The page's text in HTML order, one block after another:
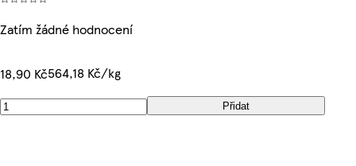
Zatím žádné hodnocení
18,90 Kč564,18 Kč/kg
Přidat